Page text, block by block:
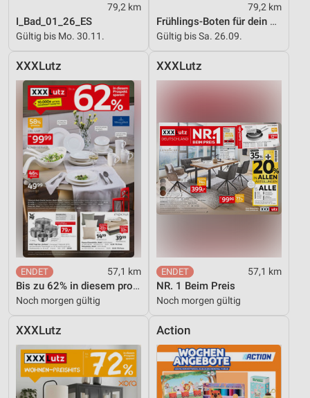
79,2 km
I_Bad_01_26_ES
Gültig bis Mo. 30.11.
79,2 km
Frühlings-Boten für dein Zuhause
Gültig bis Sa. 26.09.
XXXLutz
57,1 km
Bis zu 62% in diesem prospekt
Noch morgen gültig
XXXLutz
57,1 km
NR. 1 Beim Preis
Noch morgen gültig
XXXLutz Action